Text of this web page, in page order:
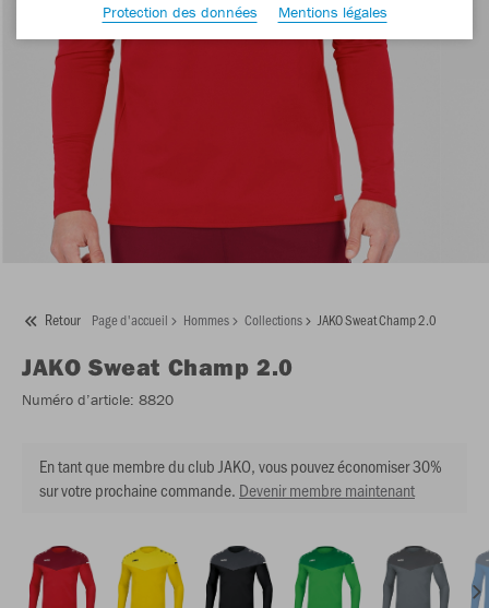
Retour Page d'accueil Hommes Collections JAKO Sweat Champ 2.0
JAKO Sweat Champ 2.0
Numéro d’article: 8820
En tant que membre du club JAKO, vous pouvez économiser 30%
sur votre prochaine commande. Devenir membre maintenant
Protection des données
Mentions légales